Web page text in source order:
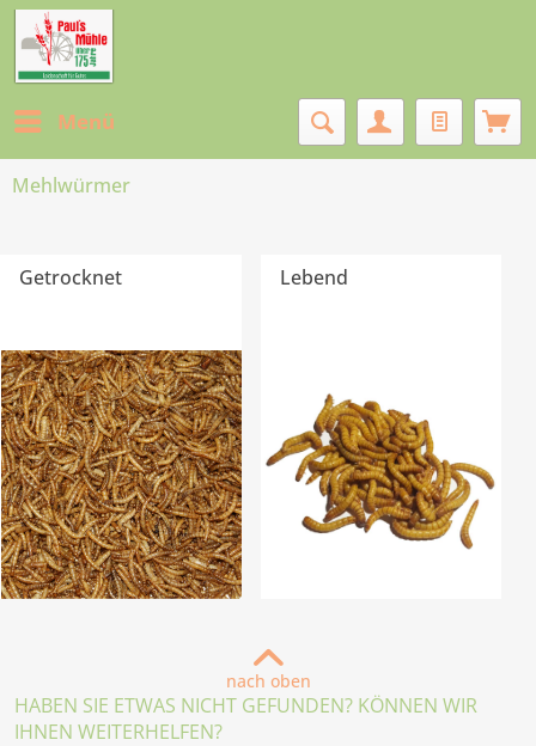
Menü
Mehlwürmer
Getrocknet Lebend
nach oben
HABEN SIE ETWAS NICHT GEFUNDEN? KÖNNEN WIR
IHNEN WEITERHELFEN?